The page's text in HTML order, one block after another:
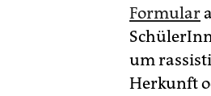
Formular
um
Herkunft